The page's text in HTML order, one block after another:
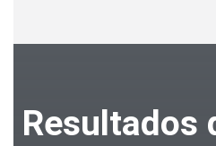
Resultados